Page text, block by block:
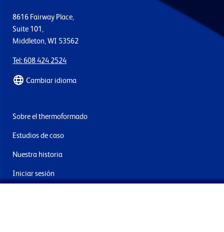
8616 Fairway Place,
Suite 101,
Middleton, WI 53562
Tel: 608 424 2524
Cambiar idioma
Sobre el thermoformado
Estudios de caso
Nuestra historia
Iniciar sesión